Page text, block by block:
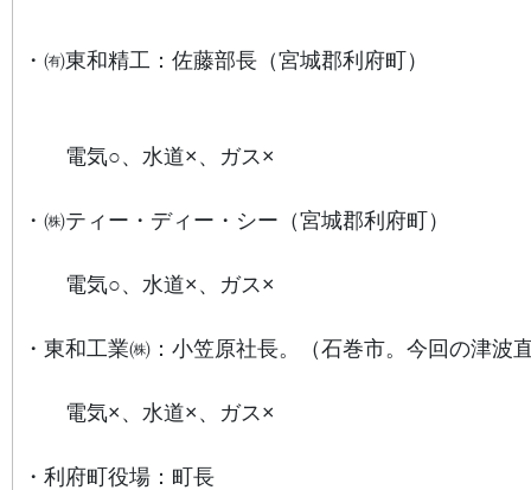
・㈲東和精工：佐藤部長（宮城郡利府町）
電気○、水道×、ガス×
・㈱ティー・ディー・シー（宮城郡利府町）
電気○、水道×、ガス×
・東和工業㈱：小笠原社長。（石巻市。今回の津波
電気×、水道×、ガス×
・利府町役場：町長